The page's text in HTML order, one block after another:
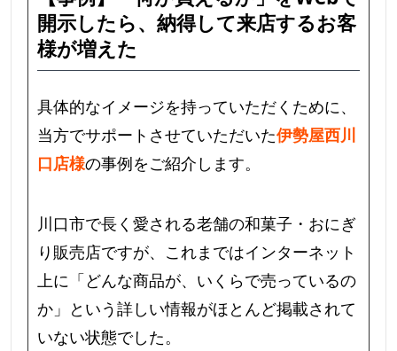
開示したら、納得して来店するお客
様が増えた
具体的なイメージを持っていただくために、
当方でサポートさせていただいた伊勢屋西川
口店様の事例をご紹介します。
川口市で長く愛される老舗の和菓子・おにぎ
り販売店ですが、これまではインターネット
上に「どんな商品が、いくらで売っているの
か」という詳しい情報がほとんど掲載されて
いない状態でした。